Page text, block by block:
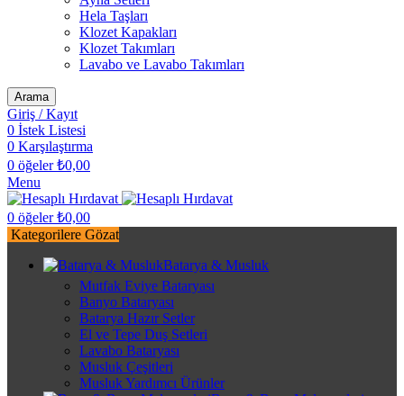
Hela Taşları
Klozet Kapakları
Klozet Takımları
Lavabo ve Lavabo Takımları
Arama
Giriş / Kayıt
0 İstek Listesi
0 Karşılaştırma
0 öğeler ₺0,00
Menu
0 öğeler ₺0,00
Kategorilere Gözat
Batarya & Musluk
Mutfak Eviye Bataryası
Banyo Bataryası
Batarya Hazır Setler
El ve Tepe Duş Setleri
Lavabo Bataryası
Musluk Çeşitleri
Musluk Yardımcı Ürünler